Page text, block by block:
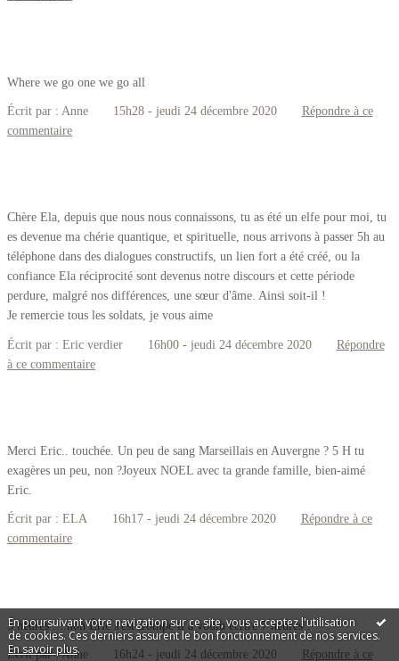
En poursuivant votre navigation sur ce site, vous acceptez l'utilisation
de cookies. Ces derniers assurent le bon fonctionnement de nos services.
En savoir plus.
Where we go one we go all
Écrit par : Anne 15h28- jeudi 24 décembre 2020
Répondre à ce
commentaire
Chère Ela, depuis que nous nous connaissons, tu as été un elfe pour moi, tu
es devenue ma chérie quantique, et spirituelle, nous arrivons à passer 5h au
téléphone dans des dialogues constructifs, un lien fort a été créé, ou la
confiance Ela réciprocité sont devenus notre discours et cette période
perdure, malgré nos différences, une sœur d'âme. Ainsi soit-il !
Je remercie tous les soldats, je vous aime
Écrit par :Eric verdier 16h00- jeudi 24 décembre 2020
Répondre
à ce commentaire
Merci Eric.. touchée. Un peu de sang Marseillais en Auvergne ? 5 H tu
exagères un peu, non ?Joyeux NOEL avec ta grande famille, bien-aimé
Eric.
Écrit par :ELA 16h17- jeudi 24 décembre 2020
Répondre à ce
commentaire
5 heures ....non Éric s'est trompé il a voulu écrire 7 heures !
Écrit par :Anne 16h24- jeudi 24 décembre 2020 Répondre à ce